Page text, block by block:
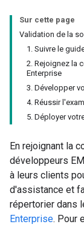
Sur cette page
Validation de la
1. Suivre le
2. Rejoignez la
Enterprise
3. Développer
4. Réussir
5. Déployer
En rejoignant la
développeurs
à leurs clients
d'assistance et
répertorier dans
Enterprise. Pour